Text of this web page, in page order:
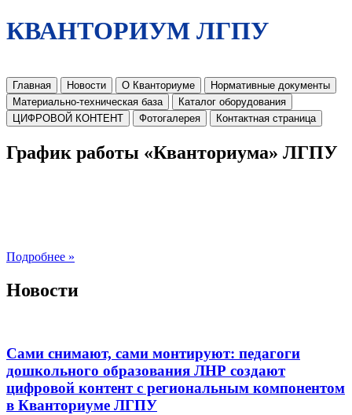
КВАНТОРИУМ ЛГПУ
Главная Новости О Кванториуме
Нормативные документы
Материально-техническая база
Каталог оборудования
ЦИФРОВОЙ КОНТЕНТ
Фотогалерея Контактная страница
График работы «Кванториума» ЛГПУ
Подробнее »
Новости
Сами снимают, сами монтируют: педагоги
дошкольного образования ЛНР создают
цифровой контент с региональным компонентом
в Кванториуме ЛГПУ​